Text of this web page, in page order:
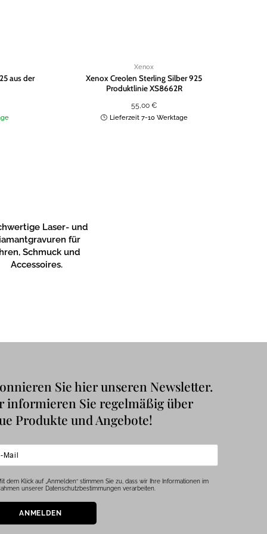
aus der
Xenox
Xenox Creolen Sterling Silber 925
Produktlinie XS8662R
55,00 €
Lieferzeit 7-10 Werktage
Laser- und
für
Schmuck und
Accessoires.
Sie hier unseren Newsletter.
informieren Sie regelmäßig über
Produkte und Angebote!
dem Klick auf „Anmelden“ stimmen Sie zu, dass wir Ihre Informationen im
unserer Datenschutzbestimmungen verarbeiten.
ANMELDEN